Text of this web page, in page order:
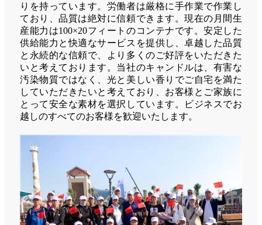
りを持っています。労働者は厳格に手作業で作業し
ており、品質は絶対に信頼できます。現在の月間生
産能力は100×20フィートのコンテナです。安定した
供給能力と快適なサービスを提供し、卓越した品質
と永続的な信頼で、より多くのご好評をいただきた
いと考えております。当社のキャンドルは、有害な
汚染物質ではなく、光と美しい香りでご自宅を満た
していただきたいと考えており、お客様とご家族に
とって安全な素材を選択しています。ビジネスでお
越しのすべてのお客様を歓迎いたします。